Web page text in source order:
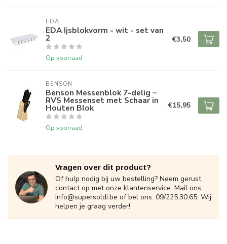
EDA
EDA Ijsblokvorm - wit - set van
2
Op voorraad
€3,50
BENSON
Benson Messenblok 7-delig –
RVS Messenset met Schaar in
Houten Blok
Op voorraad
€15,95
Vragen over dit product?
Of hulp nodig bij uw bestelling? Neem gerust
contact op met onze klantenservice. Mail ons:
info@supersoldi.be of bel ons: 09/225.30.65. Wij
helpen je graag verder!